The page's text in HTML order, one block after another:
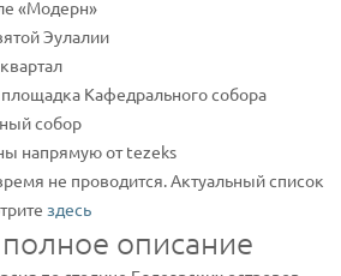
«Модерн»
Эулалии
Кафедрального собора
собор
напрямую от tezeks
не проводится. Актуальный список
здесь
описание